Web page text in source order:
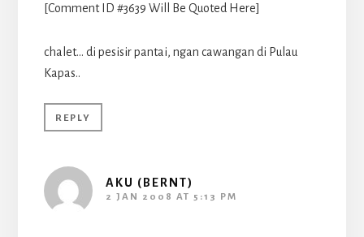
[Comment ID #3639 Will Be Quoted Here]
chalet… di pesisir pantai, ngan cawangan di Pulau
Kapas..
REPLY
AKU (BERNT)
2 JAN 2008 AT 5:13 PM